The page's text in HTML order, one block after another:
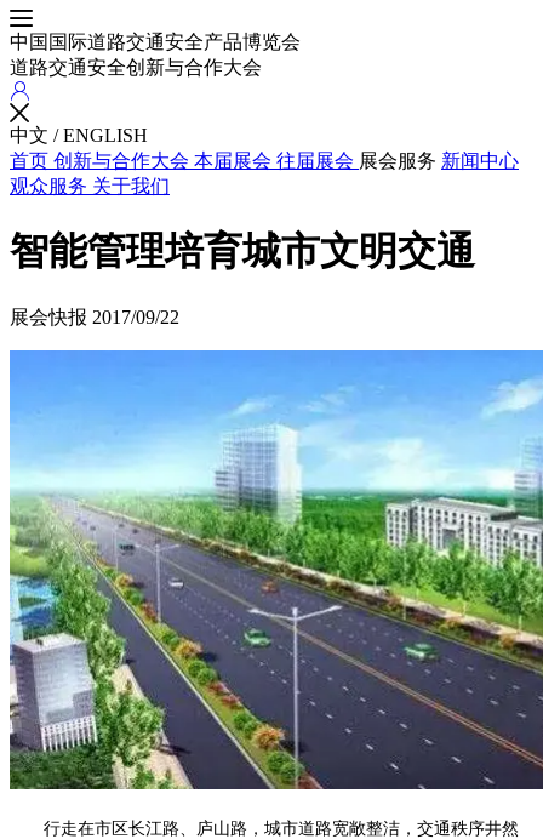
中国国际道路交通安全产品博览会
道路交通安全创新与合作大会
中文 / ENGLISH
首页 创新与合作大会 本届展会 往届展会 展会服务 新闻中心
观众服务 关于我们
智能管理培育城市文明交通
展会快报 2017/09/22
行走在市区长江路、庐山路，城市道路宽敞整洁，交通秩序井然